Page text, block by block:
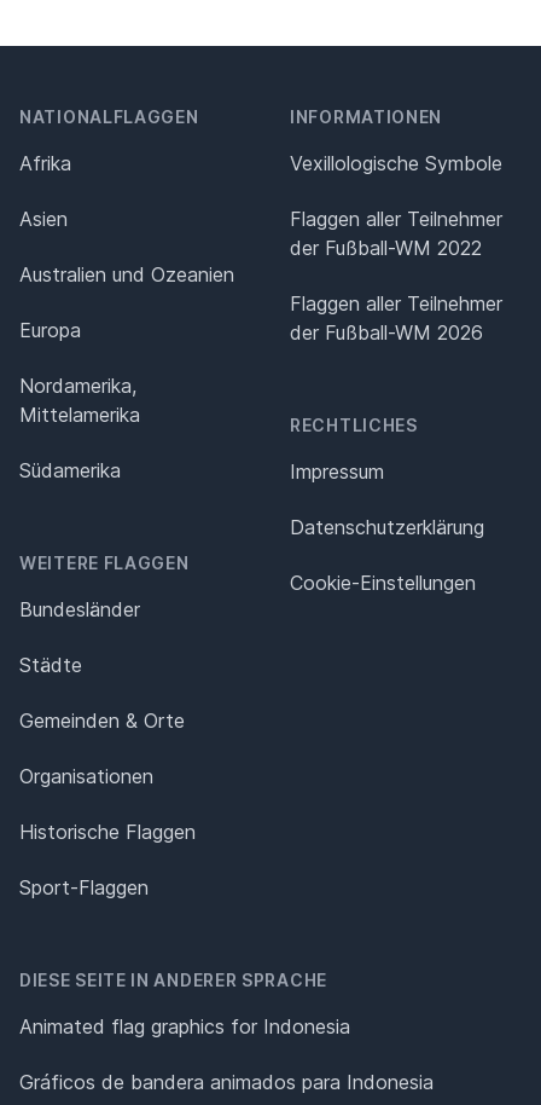
NATIONALFLAGGEN
Afrika
Asien
Australien und Ozeanien
Europa
Nordamerika,
Mittelamerika
Südamerika
WEITERE FLAGGEN
Bundesländer
Städte
Gemeinden & Orte
Organisationen
Historische Flaggen
Sport-Flaggen
INFORMATIONEN
Vexillologische Symbole
Flaggen aller Teilnehmer
der Fußball-WM 2022
Flaggen aller Teilnehmer
der Fußball-WM 2026
RECHTLICHES
Impressum
Datenschutz­erklärung
Cookie-Einstellungen
DIESE SEITE IN ANDERER SPRACHE
Animated flag graphics for Indonesia
Gráficos de bandera animados para Indonesia